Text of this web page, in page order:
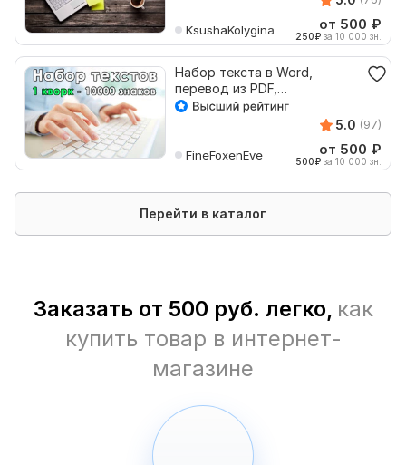
KsushaKolygina от 500 ₽
250₽ за 10 000 зн.
Набор текста в Word,
перевод из PDF,
расшифровка аудио
5.0 (97)
FineFoxenEve от 500 ₽
500₽ за 10 000 зн.
Перейти в каталог
Заказать от 500 руб. легко, как
купить товар в интернет-
магазине